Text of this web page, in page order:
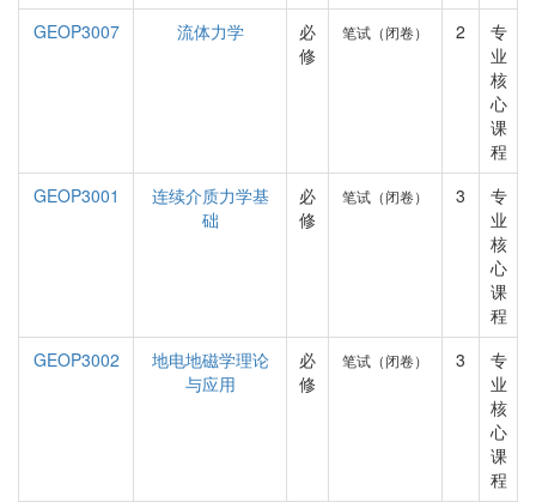
GEOP3007
流体力学
必
修
笔试（闭卷） 2
专
业
核
心
课
程
GEOP3001
连续介质力学基
础
必
修
笔试（闭卷） 3
专
业
核
心
课
程
GEOP3002
地电地磁学理论
与应用
必
修
笔试（闭卷） 3
专
业
核
心
课
程